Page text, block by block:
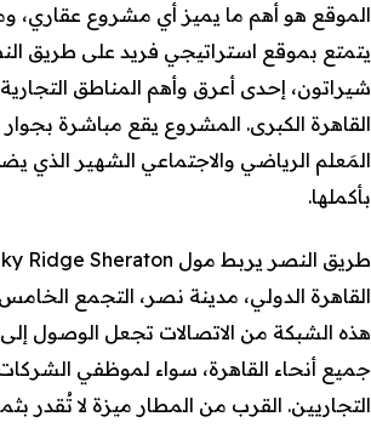
الموقع هو أهم ما يميز أي مشروع عقاري،
يتمتع بموقع استراتيجي فريد على طريق
شيراتون، إحدى أعرق وأهم المناطق
القاهرة الكبرى. المشروع يقع مباشرة
المَعلم الرياضي والاجتماعي الشهير الذي
بأكملها.
القاهرة الدولي، مدينة نصر، التجمع
هذه الشبكة من الاتصالات تجعل الوصول
جميع أنحاء القاهرة، سواء لموظفي الشركات
التجاريين. القرب من المطار ميزة لا تُقدر